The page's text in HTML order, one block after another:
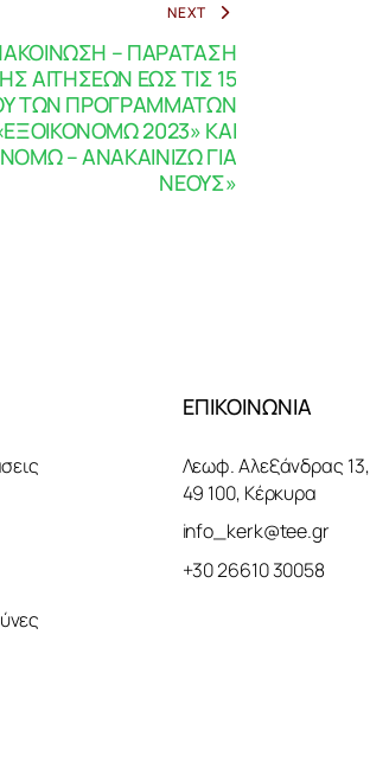
NEXT
– ΠΑΡΑΤΑΣΗ
ΑΙΤΗΣΕΩΝ ΕΩΣ ΤΙΣ 15
ΤΩΝ ΠΡΟΓΡΑΜΜΑΤΩΝ
2023» ΚΑΙ
– ΑΝΑΚΑΙΝΙΖΩ ΓΙΑ
ΝΕΟΥΣ»
ΕΠΙΚΟΙΝΩΝΙΑ
Λεωφ. Αλεξάνδρας 13,
49 100, Κέρκυρα
info_kerk@tee.gr
+30 26610 30058